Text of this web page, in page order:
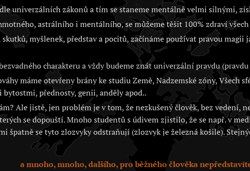
univerzálních zákonů a tím se staneme mentálně velmi silnými,
astrálního i mentálního, se můžeme těšit 100% zdraví
skutků, myšlenek, představ a pocitů, začínáme používat pravou magii
charakteru a vždy budeme znát univerzální pravdu
máme otevřeny brány ke studiu Země, Nadzemské zóny, Všech
přednosty, genii, anděly apod..
Ale jistě, jen problém je v tom, že nezkušený člověk, bez vedení,
se dopouští. Mnoho studentů s údivem zjistilo, že se např. v
špatně se tyto zlozvyky odstraňují (zlozvyk je železná košile).
a mnoho, mnoho, dalšího, pro běžného člověka